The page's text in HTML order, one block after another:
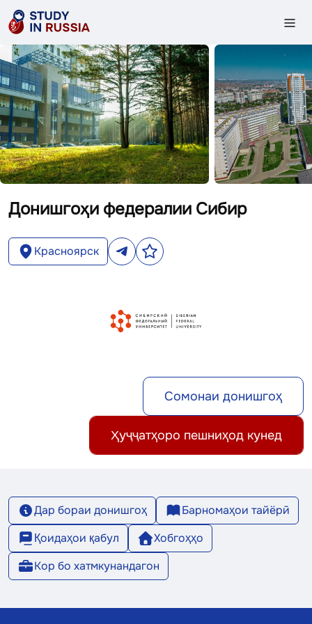
Донишгоҳи федералии Сибир
Красноярск
Сомонаи донишгоҳ
Ҳуҷҷатҳоро пешниҳод кунед
Дар бораи донишгоҳ
Барномаҳои тайёрӣ
Қоидаҳои қабул
Хобгоҳҳо
Кор бо хатмкунандагон